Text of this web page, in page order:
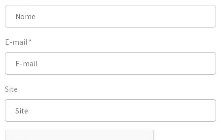
E-mail *
Site